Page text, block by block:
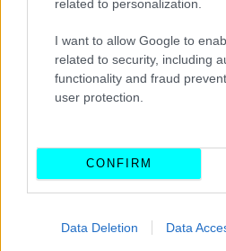
related to personalization.
I want to allow Google to
related to security, including
functionality and fraud
user protection.
CONFIRM
Data Deletion Data